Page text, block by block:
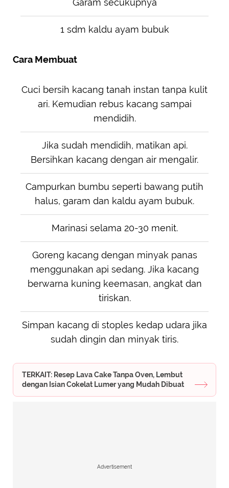
Garam secukupnya
1 sdm kaldu ayam bubuk
Cara Membuat
Cuci bersih kacang tanah instan tanpa kulit
ari. Kemudian rebus kacang sampai
mendidih.
Jika sudah mendidih, matikan api.
Bersihkan kacang dengan air mengalir.
Campurkan bumbu seperti bawang putih
halus, garam dan kaldu ayam bubuk.
Marinasi selama 20-30 menit.
Goreng kacang dengan minyak panas
menggunakan api sedang. Jika kacang
berwarna kuning keemasan, angkat dan
tiriskan.
Simpan kacang di stoples kedap udara jika
sudah dingin dan minyak tiris.
TERKAIT: Resep Lava Cake Tanpa Oven, Lembut
dengan Isian Cokelat Lumer yang Mudah Dibuat
Advertisement